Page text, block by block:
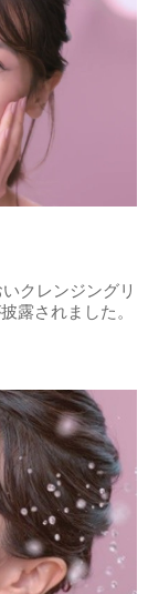
クレンジングリ
露されました。